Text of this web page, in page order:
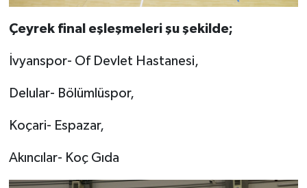
Çeyrek final eşleşmeleri şu şekilde;
İvyanspor- Of Devlet Hastanesi,
Delular- Bölümlüspor,
Koçari- Espazar,
Akıncılar- Koç Gıda